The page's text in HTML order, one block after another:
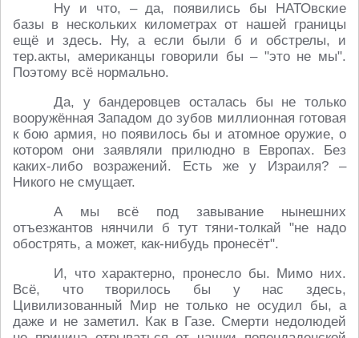
Ну и что, – да, появились бы НАТОвские
базы в нескольких километрах от нашей границы
ещё и здесь. Ну, а если были б и обстрелы, и
тер.акты, американцы говорили бы – "это не мы".
Поэтому всё нормально.
Да, у бандеровцев осталась бы не только
вооружённая Западом до зубов миллионная готовая
к бою армия, но появилось бы и атомное оружие, о
котором они заявляли прилюдно в Европах. Без
каких-либо возражений. Есть же у Израиля? –
Никого не смущает.
А мы всё под завывание нынешних
отъезжантов нянчили б тут тяни-толкай "не надо
обострять, а может, как-нибудь пронесёт".
И, что характерно, пронесло бы. Мимо них.
Всё, что творилось бы у нас здесь,
Цивилизованный Мир не только не осудил бы, а
даже и не заметил. Как в Газе. Смерти недолюдей